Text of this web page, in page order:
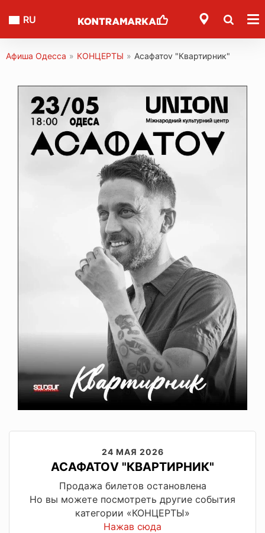
RU
Афиша Одесса » КОНЦЕРТЫ » Асафатоv "Квартирник"
24 МАЯ 2026
АСАФАТОV "КВАРТИРНИК"
Продажа билетов остановлена
Но вы можете посмотреть другие события
категории «КОНЦЕРТЫ»
Нажав сюда